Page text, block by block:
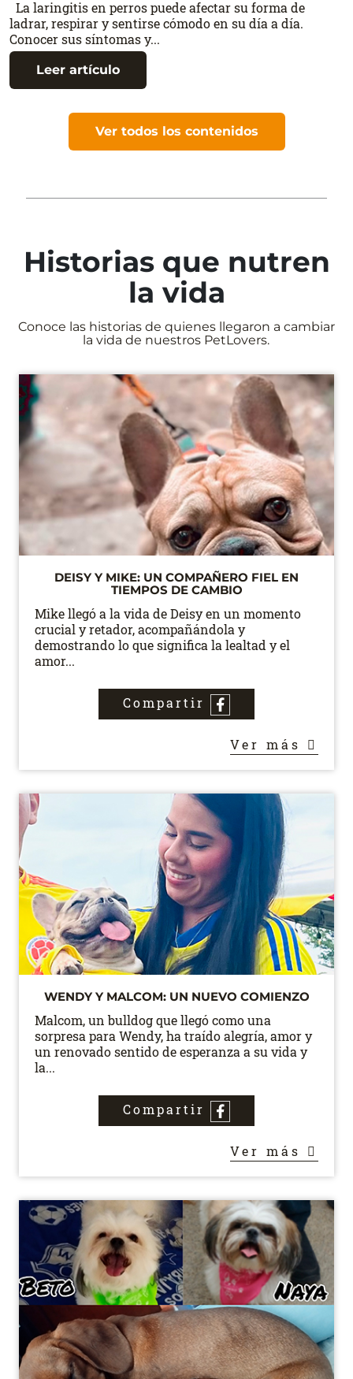
La laringitis en perros puede afectar su forma de
ladrar, respirar y sentirse cómodo en su día a día.
Conocer sus síntomas y...
Leer artículo
Ver todos los contenidos
Historias que nutren
la vida
Conoce las historias de quienes llegaron a cambiar
la vida de nuestros PetLovers.
DEISY Y MIKE: UN COMPAÑERO FIEL EN
TIEMPOS DE CAMBIO
Mike llegó a la vida de Deisy en un momento
crucial y retador, acompañándola y
demostrando lo que significa la lealtad y el
amor...
Compartir
Ver más
WENDY Y MALCOM: UN NUEVO COMIENZO
Malcom, un bulldog que llegó como una
sorpresa para Wendy, ha traído alegría, amor y
un renovado sentido de esperanza a su vida y
la...
Compartir
Ver más